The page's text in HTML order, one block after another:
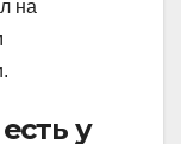
на
у